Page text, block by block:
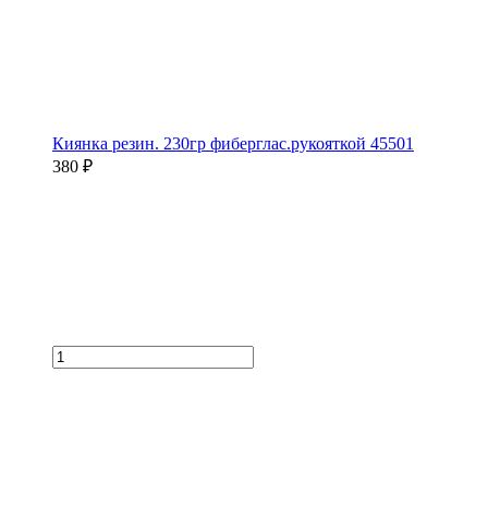
Киянка резин. 230гр фиберглас.рукояткой 45501
380 ₽